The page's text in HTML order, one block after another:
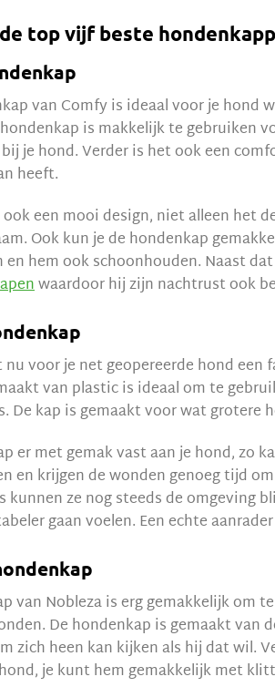
top vijf beste
van Comfy is ideaal voor je hond
is makkelijk te gebruiken
je hond. Verder is het ook een
heeft.
een mooi design, niet alleen het
Ook kun je de hondenkap
en hem ook schoonhouden. Naast
waardoor hij zijn nachtrust ook
voor je net geopereerde hond
van plastic is ideaal om te
De kap is gemaakt voor wat grotere
er met gemak vast aan je hond, zo
en krijgen de wonden genoeg tijd
ze nog steeds de omgeving
gaan voelen. Een echte
van Nobleza is erg gemakkelijk om
De hondenkap is gemaakt van
zich heen kan kijken als hij dat wil.
je kunt hem gemakkelijk met